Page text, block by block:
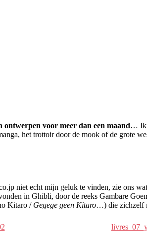
ontwerpen voor meer dan een maand… Ik
het trottoir door de mook of de grote
niet echt mijn geluk te vinden, zie ons
in Ghibli, door de reeks Gambare
Kitaro / Gegege geen Kitaro…) die zichzelf